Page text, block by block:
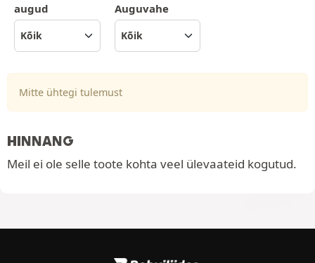
augud Auguvahe
Mitte ühtegi tulemust
HINNANG
Meil ei ole selle toote kohta veel ülevaateid kogutud.